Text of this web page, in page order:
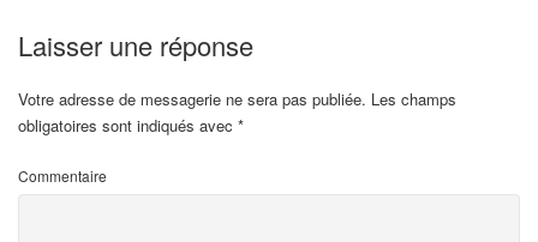
Laisser une réponse
Votre adresse de messagerie ne sera pas publiée. Les champs
obligatoires sont indiqués avec *
Commentaire